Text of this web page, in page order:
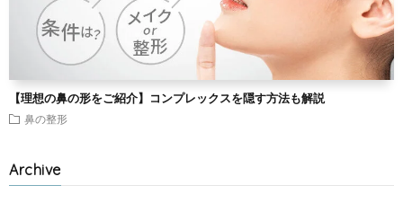
【理想の鼻の形をご紹介】コンプレックスを隠す方法も解説
鼻の整形
Archive